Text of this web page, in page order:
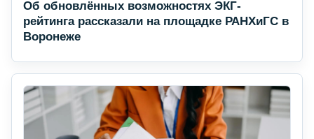
Об обновлённых возможностях ЭКГ-
рейтинга рассказали на площадке РАНХиГС в
Воронеже